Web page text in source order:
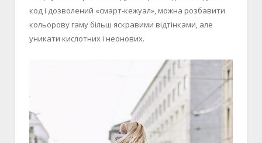
код і дозволений «смарт-кежуал», можна розбавити
кольорову гаму більш яскравими відтінками, але
уникати кислотних і неонових.